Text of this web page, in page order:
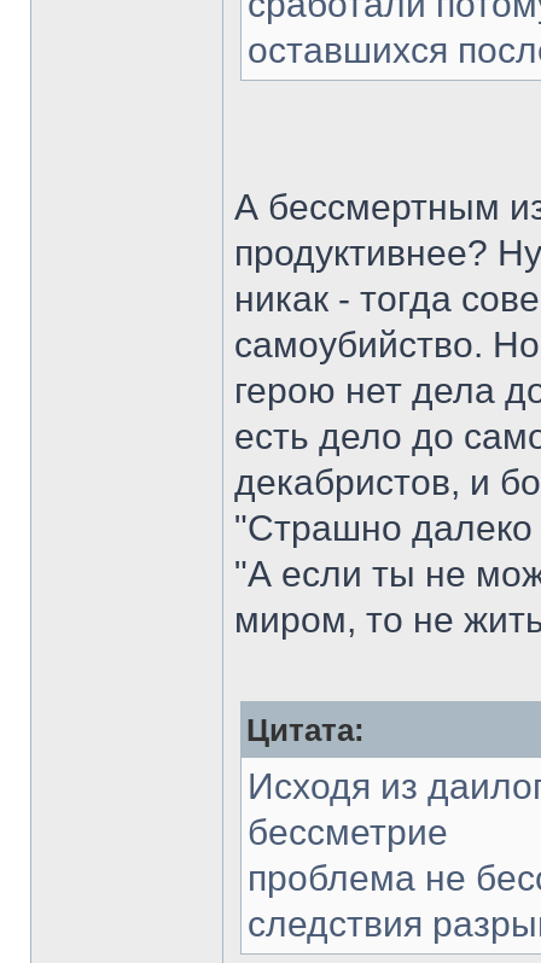
оставшихся
А бессмертным
продуктивнее?
никак - тогда
самоубийство.
герою нет дела
есть дело до
декабристов, и
"Страшно далеко
"А если ты не
миром, то не
Цитата:
Исходя из
бессметрие
проблема не
следствия